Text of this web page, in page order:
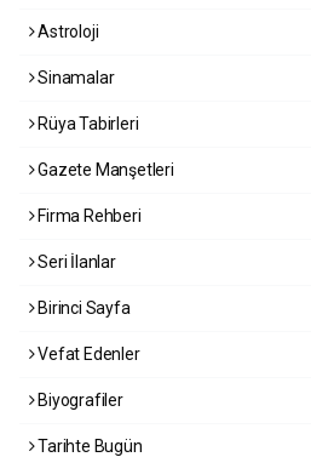
Astroloji
Sinamalar
Rüya Tabirleri
Gazete Manşetleri
Firma Rehberi
Seri İlanlar
Birinci Sayfa
Vefat Edenler
Biyografiler
Tarihte Bugün